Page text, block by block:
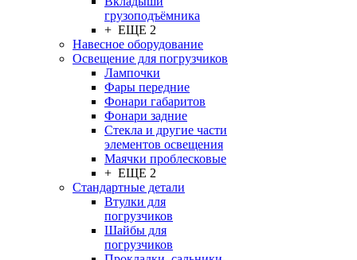
грузоподъёмника
+ ЕЩЕ 2
Навесное оборудование
Освещение для погрузчиков
Лампочки
Фары передние
Фонари габаритов
Фонари задние
Стекла и другие части
элементов освещения
Маячки проблесковые
+ ЕЩЕ 2
Стандартные детали
Втулки для
погрузчиков
Шайбы для
погрузчиков